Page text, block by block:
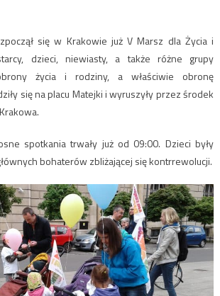
się w Krakowie już V Marsz dla Życia i
dzieci, niewiasty, a także różne grupy
życia i rodziny, a właściwie obronę
się na placu Matejki i wyruszyły przez środek
spotkania trwały już od 09:00. Dzieci były
bohaterów zbliżającej się kontrrewolucji.